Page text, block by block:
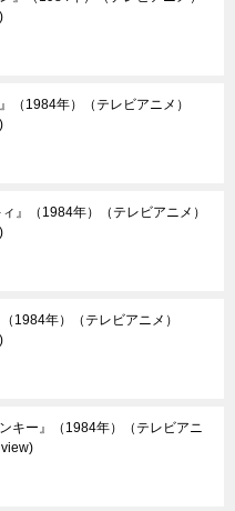
（1984年）（テレビアニメ）
』（1984年）（テレビアニメ）
1984年）（テレビアニメ）
キー』（1984年）（テレビアニ